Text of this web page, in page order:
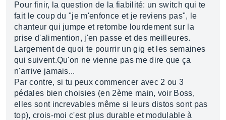
Pour finir, la question de la fiabilité: un switch qui te
fait le coup du "je m'enfonce et je reviens pas", le
chanteur qui jumpe et retombe lourdement sur la
prise d'alimention, j'en passe et des meilleures.
Largement de quoi te pourrir un gig et les semaines
qui suivent.Qu'on ne vienne pas me dire que ça
n'arrive jamais...
Par contre, si tu peux commencer avec 2 ou 3
pédales bien choisies (en 2ème main, voir Boss,
elles sont increvables même si leurs distos sont pas
top), crois-moi c'est plus durable et modulable à